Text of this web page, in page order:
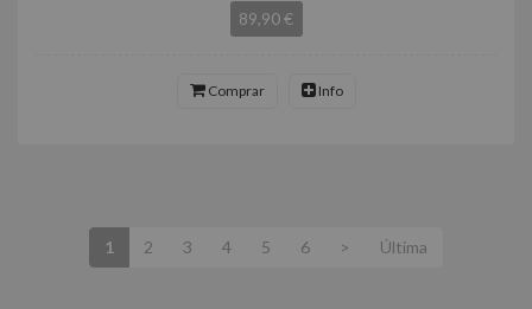
89,90 €
Comprar Info
1 2 3 4 5 6 > Última